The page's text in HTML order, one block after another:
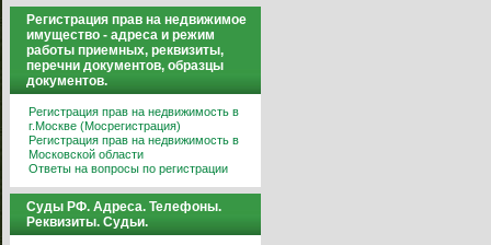
Регистрация прав на недвижимое
имущество - адреса и режим
работы приемных, реквизиты,
перечни документов, образцы
документов.
Регистрация прав на недвижимость в
г.Москве (Мосрегистрация)
Регистрация прав на недвижимость в
Московской области
Ответы на вопросы по регистрации
Суды РФ. Адреса. Телефоны.
Реквизиты. Судьи.